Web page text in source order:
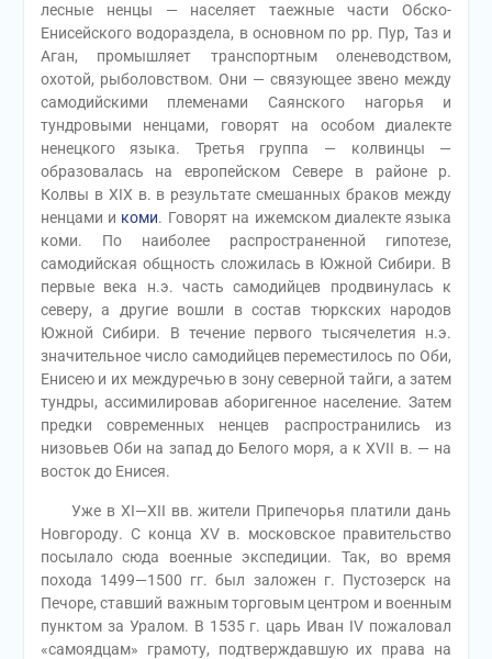
лесные ненцы — населяет таежные части Обско-
Енисейского водораздела, в основном по рр. Пур, Таз и
Аган, промышляет транспортным оленеводством,
охотой, рыболовством. Они — связующее звено между
самодийскими племенами Саянского нагорья и
тундровыми ненцами, говорят на особом диалекте
ненецкого языка. Третья группа — колвинцы —
образовалась на европейском Севере в районе р.
Колвы в XIX в. в результате смешанных браков между
ненцами и коми. Говорят на ижемском диалекте языка
коми. По наиболее распространенной гипотезе,
самодийская общность сложилась в Южной Сибири. В
первые века н.э. часть самодийцев продвинулась к
северу, а другие вошли в состав тюркских народов
Южной Сибири. В течение первого тысячелетия н.э.
значительное число самодийцев переместилось по Оби,
Енисею и их междуречью в зону северной тайги, а затем
тундры, ассимилировав аборигенное население. Затем
предки современных ненцев распространились из
низовьев Оби на запад до Белого моря, а к XVII в. — на
восток до Енисея.
Уже в XI—XII вв. жители Припечорья платили дань
Новгороду. С конца XV в. московское правительство
посылало сюда военные экспедиции. Так, во время
похода 1499—1500 гг. был заложен г. Пустозерск на
Печоре, ставший важным торговым центром и военным
пунктом за Уралом. В 1535 г. царь Иван IV пожаловал
«самоядцам» грамоту, подтверждавшую их права на